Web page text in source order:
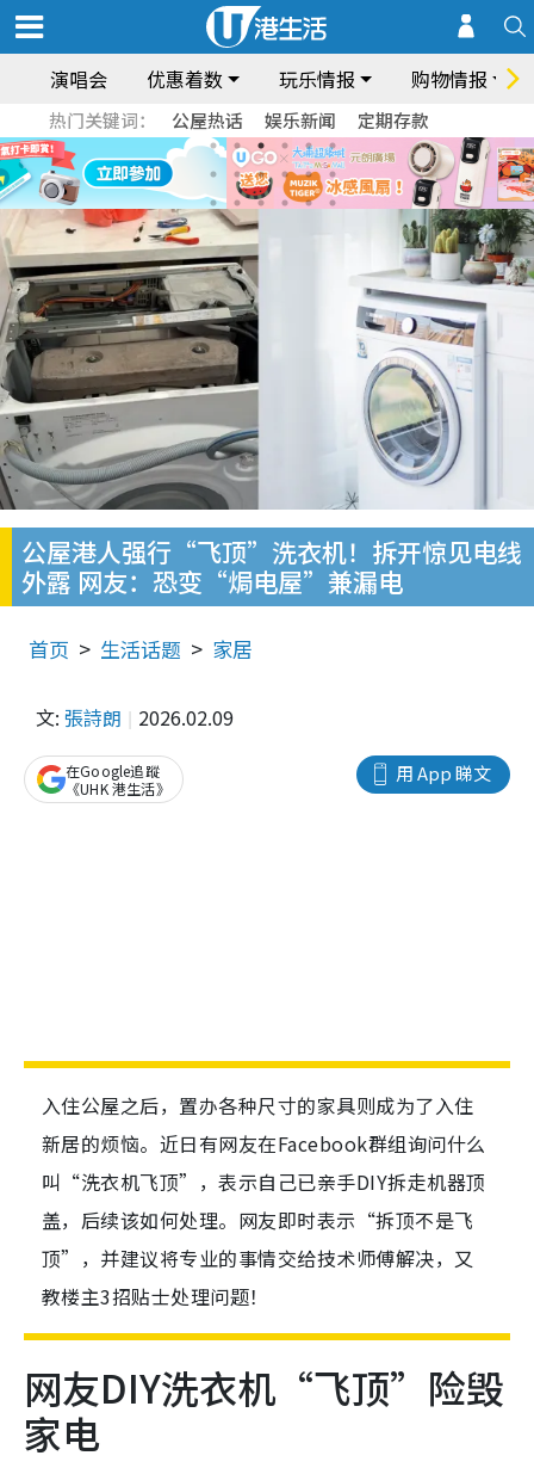
演唱会 优惠着数 玩乐情报 购物情报
热门关键词： 公屋热话 娱乐新闻 定期存款
公屋港人强行“飞顶”洗衣机！拆开惊见电线
外露 网友：恐变“焗电屋”兼漏电
首页 生活话题 家居
文: 張詩朗 2026.02.09
用 App 睇文
在Google追蹤
《UHK 港生活》
入住公屋之后，置办各种尺寸的家具则成为了入住
新居的烦恼。近日有网友在Facebook群组询问什么
叫“洗衣机飞顶”，表示自己已亲手DIY拆走机器顶
盖，后续该如何处理。网友即时表示“拆顶不是飞
顶”，并建议将专业的事情交给技术师傅解决，又
教楼主3招贴士处理问题！
网友DIY洗衣机“飞顶”险毁
家电